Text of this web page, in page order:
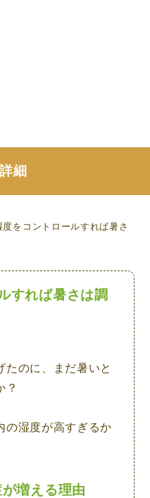
細
をコントロールすれば暑さ
すれば暑さは調
たのに、まだ暑いと
？
の湿度が高すぎるか
増える理由